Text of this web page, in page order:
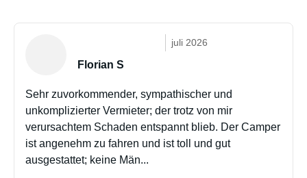
juli 2026
Florian S
Sehr zuvorkommender, sympathischer und
unkomplizierter Vermieter; der trotz von mir
verursachtem Schaden entspannt blieb. Der Camper
ist angenehm zu fahren und ist toll und gut
ausgestattet; keine Män...